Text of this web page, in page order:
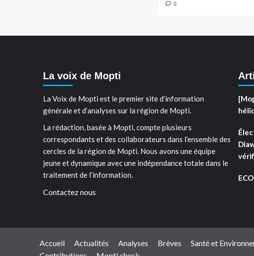
0
La voix de Mopti
La Voix de Mopti est le premier site d’information
générale et d’analyses sur la région de Mopti.
La rédaction, basée à Mopti, compte plusieurs
correspondants et des collaborateurs dans l’ensemble des
cercles de la région de Mopti. Nous avons une équipe
jeune et dynamique avec une indépendance totale dans le
traitement de l’information.
Contactez nous
Accueil Actualités Analyses Brèves
Santé et